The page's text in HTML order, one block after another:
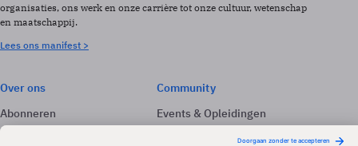
organisaties, ons werk en onze carrière tot onze cultuur, wetenschap
en maatschappij.
Lees ons manifest >
Over ons
Abonneren
Adverteren
Community
Events & Opleidingen